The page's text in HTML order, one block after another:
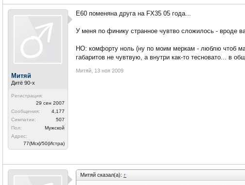
Митяй
Дитё 90-х
Регистрация:
29 сен 2007
Сообщения:
4,177
Симпатии:
507
Пол:
Мужской
Адрес:
77(Мск)/50(Истра)
Е60 поменяна друга на FX35 05 года...
У меня по финику странное чувтво сложилось - вроде
НО: комфорту ноль (ну по моим меркам - люблю чтоб
габаритов не чувтвую, а внутри как-то тесновато... в
Митяй 13 ноя 2009
Митяй сказал(а): ↑